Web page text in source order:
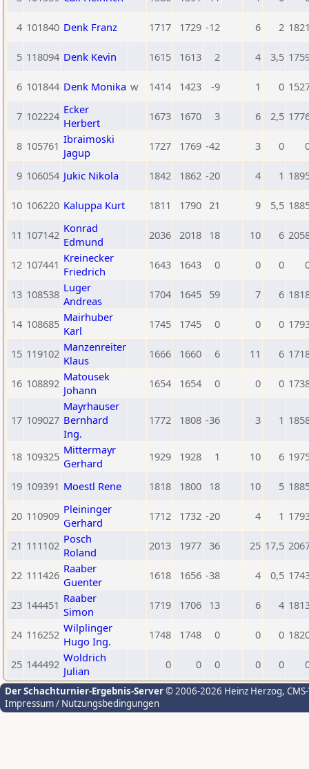
4 101840 Denk Franz 1717 1729 -12 6 2
5 118094 Denk Kevin 1615 1613 2 4 3,5
6 101844 Denk Monika w 1414 1423 -9 1 0
7 102224 Ecker
Herbert
1673 1670 3 6 2,5
8 105761 Ibraimoski
Jagup
1727 1769 -42 3 0
9 106054 Jukic Nikola 1842 1862 -20 4 1
10 106220 Kaluppa Kurt 1811 1790 21 9 5,5
11 107142 Konrad
Edmund
2036 2018 18 10 6
12 107441 Kreinecker
Friedrich
1643 1643 0 0 0
13 108538 Luger
Andreas
1704 1645 59 7 6
14 108685 Mairhuber
Karl
1745 1745 0 0 0
15 119102 Manzenreiter
Klaus
1666 1660 6 11 6
16 108892 Matousek
Johann
1654 1654 0 0 0
17 109027
Mayrhauser
Bernhard
Ing.
1772 1808 -36 3 1
18 109325 Mittermayr
Gerhard
1929 1928 1 10 6
19 109391 Moestl Rene 1818 1800 18 10 5
20 110909 Pleininger
Gerhard
1712 1732 -20 4 1
21 111102 Posch
Roland
2013 1977 36 25 17,5
22 111426 Raaber
Guenter
1618 1656 -38 4 0,5
23 144451 Raaber
Simon
1719 1706 13 6 4
24 116252 Wilplinger
Hugo Ing.
1748 1748 0 0 0
25 144492 Woldrich
Julian
0 0 0 0 0
Der Schachturnier-Ergebnis-Server© 2006-2026 Heinz Herzog,
Impressum / Nutzungsbedingungen